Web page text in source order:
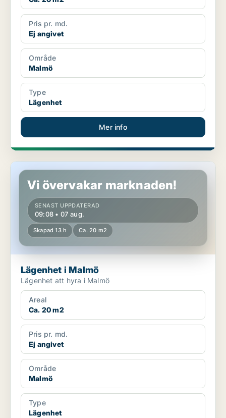
Pris pr. md.
Ej angivet
Område
Malmö
Type
Lägenhet
Mer info
Lägenhet i Malmö
Vi övervakar marknaden!
SENAST UPPDATERAD
09:08 • 07 aug.
Skapad 13 h Ca. 20 m2
Lägenhet i Malmö
Lägenhet att hyra i Malmö
Areal
Ca. 20 m2
Pris pr. md.
Ej angivet
Område
Malmö
Type
Lägenhet